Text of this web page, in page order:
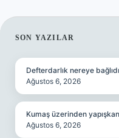
SIDEBAR
SON YAZILAR
Defterdarlık nereye
Ağustos 6, 2026
Kumaş üzerinden yapışkan
Ağustos 6, 2026